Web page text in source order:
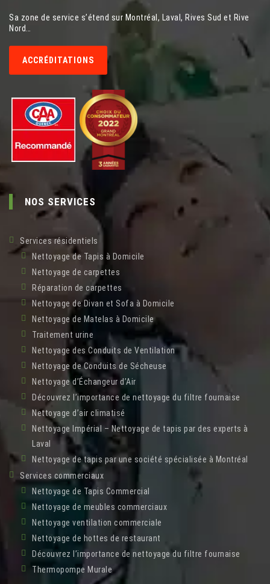
Sa zone de service s’étend sur Montréal, Laval, Rives Sud et Rive
Nord…
ACCRÉDITATIONS
NOS SERVICES
Services résidentiels
Nettoyage de Tapis à Domicile
Nettoyage de carpettes
Réparation de carpettes
Nettoyage de Divan et Sofa à Domicile
Nettoyage de Matelas à Domicile
Traitement urine
Nettoyage des Conduits de Ventilation
Nettoyage de Conduits de Sécheuse
Nettoyage d’Échangeur d’Air
Découvrez l’importance de nettoyage du filtre fournaise
Nettoyage d’air climatisé
Nettoyage Impérial – Nettoyage de tapis par des experts à
Laval
Nettoyage de tapis par une société spécialisée à Montréal
Services commerciaux
Nettoyage de Tapis Commercial
Nettoyage de meubles commerciaux
Nettoyage ventilation commerciale
Nettoyage de hottes de restaurant
Découvrez l’importance de nettoyage du filtre fournaise
Thermopompe Murale